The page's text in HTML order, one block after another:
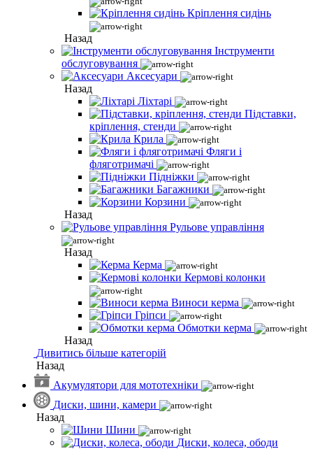
Кріплення сидінь
Назад
Інструменти
обслуговування
Аксесуари
Назад
Ліхтарі
Підставки,
кріплення, стенди
Крила
Фляги і
фляготримачі
Підніжки
Багажники
Корзини
Назад
Рульове управління
Назад
Керма
Кермові колонки
Виноси керма
Гріпси
Обмотки керма
Назад
Дивитись більше категорій
Назад
Акумулятори для мототехніки
Диски, шини, камери
Назад
Шини
Диски, колеса, ободи